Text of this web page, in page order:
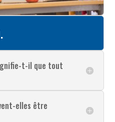
t-il que tout
elles être